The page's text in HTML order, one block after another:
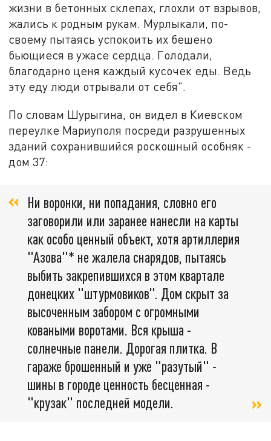
жизни в бетонных склепах, глохли от взрывов,
жались к родным рукам. Мурлыкали, по-
своему пытаясь успокоить их бешено
бьющиеся в ужасе сердца. Голодали,
благодарно ценя каждый кусочек еды. Ведь
эту еду люди отрывали от себя".
По словам Шурыгина, он видел в Киевском
переулке Мариуполя посреди разрушенных
зданий сохранившийся роскошный особняк -
дом 37:
Ни воронки, ни попадания, словно его
заговорили или заранее нанесли на карты
как особо ценный объект, хотя артиллерия
"Азова"* не жалела снарядов, пытаясь
выбить закрепившихся в этом квартале
донецких "штурмовиков". Дом скрыт за
высоченным забором с огромными
коваными воротами. Вся крыша -
солнечные панели. Дорогая плитка. В
гараже брошенный и уже "разутый" -
шины в городе ценность бесценная -
"крузак" последней модели.